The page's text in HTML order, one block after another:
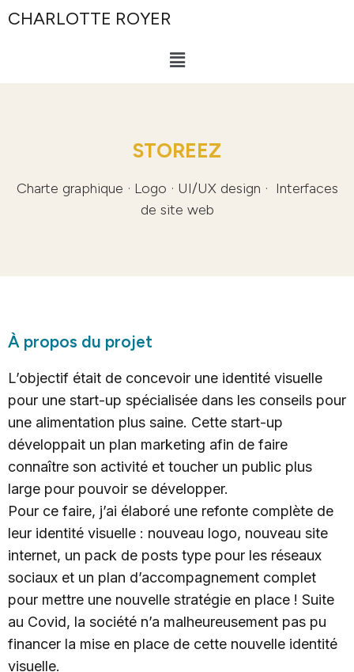
CHARLOTTE ROYER
STOREEZ
Charte graphique · Logo · UI/UX design · Interfaces
de site web
À propos du projet
L’objectif était de concevoir une identité visuelle
pour une start-up spécialisée dans les conseils pour
une alimentation plus saine. Cette start-up
développait un plan marketing afin de faire
connaître son activité et toucher un public plus
large pour pouvoir se développer.
Pour ce faire, j’ai élaboré une refonte complète de
leur identité visuelle : nouveau logo, nouveau site
internet, un pack de posts type pour les réseaux
sociaux et un plan d’accompagnement complet
pour mettre une nouvelle stratégie en place ! Suite
au Covid, la société n’a malheureusement pas pu
financer la mise en place de cette nouvelle identité
visuelle.